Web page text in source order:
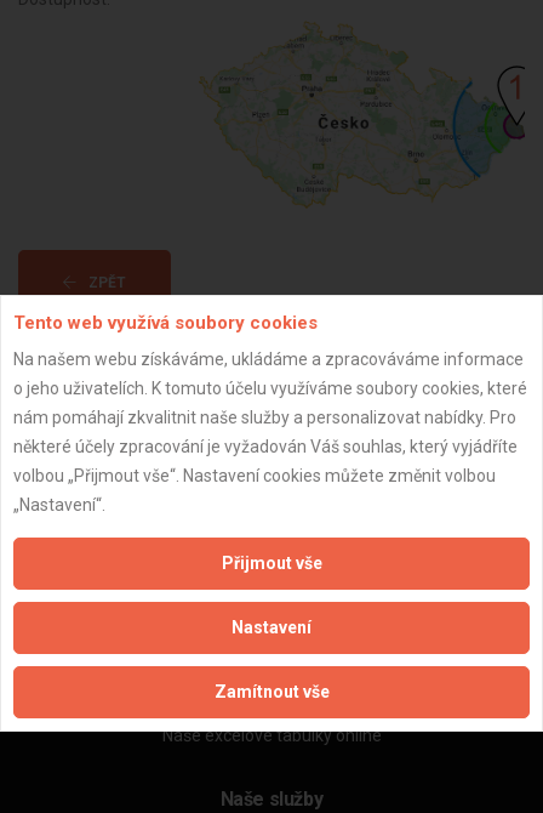
ZPĚT
Aktualizováno z portálu ARES dne 02.12.2025 21:30:02
Naše firmy a řemeslníci
Zpracování a ochrana osobních údajů
Zásady pro používání souborů cookie
Naše excelové tabulky online
Naše služby
Tento web využívá soubory cookies
Na našem webu získáváme, ukládáme a zpracováváme informace
o jeho uživatelích. K tomuto účelu využíváme soubory cookies, které
nám pomáhají zkvalitnit naše služby a personalizovat nabídky. Pro
některé účely zpracování je vyžadován Váš souhlas, který vyjádříte
volbou „Přijmout vše“. Nastavení cookies můžete změnit volbou
„Nastavení“.
Přijmout vše
Nastavení
Zamítnout vše